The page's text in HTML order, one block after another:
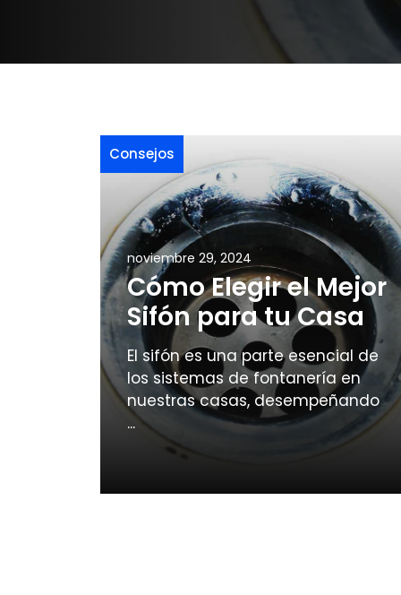
Consejos
noviembre 29, 2024
Cómo Elegir el Mejor
Sifón para tu Casa
El sifón es una parte esencial de
los sistemas de fontanería en
nuestras casas, desempeñando
...